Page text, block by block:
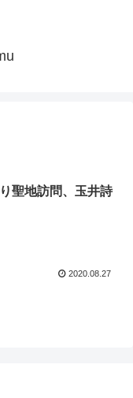
聖地訪問、玉井詩
2020.08.27